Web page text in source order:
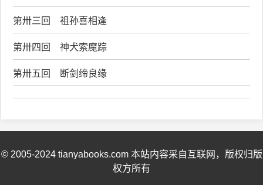
第卅三回 祖孙喜相逢
第卅四回 神犬索魔踪
第卅五回 断剑缔良缘
© 2005-2024 tianyabooks.com 本站内容采自互联网，版权归版
权方所有